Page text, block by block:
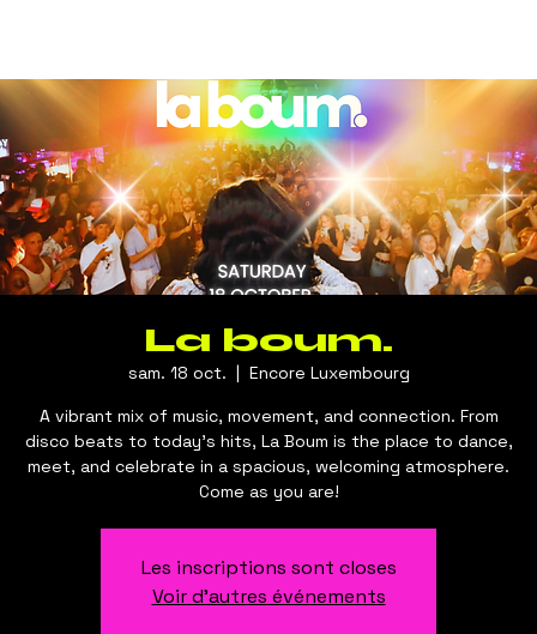
La boum.
sam. 18 oct.
Encore Luxembourg
A vibrant mix of music, movement, and connection. From
disco beats to today’s hits, La Boum is the place to dance,
meet, and celebrate in a spacious, welcoming atmosphere.
Come as you are!
Les inscriptions sont closes
Voir d'autres événements